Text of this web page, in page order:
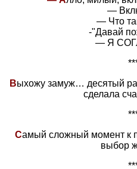
—
— Что
-"Давай
— Я
Выхожу замуж… десятый
сделала
Самый сложный момент к
выбор